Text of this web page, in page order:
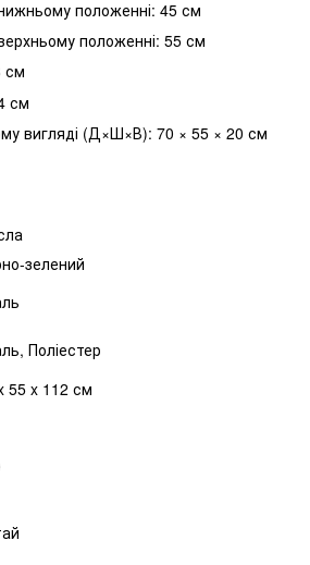
положенні: 45 см
положенні: 55 см
см
см
вигляді (Д×Ш×В): 70 × 55 × 20 см
зелений
Поліестер
55 x 112 см